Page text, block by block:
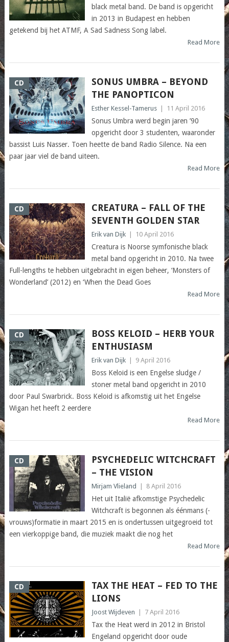
black metal band. De band is opgericht
in 2013 in Budapest en hebben
getekend bij het ATMF, A Sad Sadness Song label.
Read More
CD
SONUS UMBRA – BEYOND
THE PANOPTICON
Esther Kessel-Tamerus 11 April 2016
Sonus Umbra werd begin jaren ’90
opgericht door 3 studenten, waaronder
bassist Luis Nasser. Toen heette de band Radio Silence. Na een
paar jaar viel de band uiteen.
Read More
CD
CREATURA – FALL OF THE
SEVENTH GOLDEN STAR
Erik van Dijk 10 April 2016
Creatura is Noorse symfonische black
metal band opgericht in 2010. Na twee
Full-lengths te hebben uitgebracht in eigen beheer, ‘Monsters of
Wonderland’ (2012) en ‘When the Dead Goes
Read More
CD
BOSS KELOID – HERB YOUR
ENTHUSIASM
Erik van Dijk 9 April 2016
Boss Keloid is een Engelse sludge /
stoner metal band opgericht in 2010
door Paul Swarbrick. Boss Keloid is afkomstig uit het Engelse
Wigan het heeft 2 eerdere
Read More
CD
PSYCHEDELIC WITCHCRAFT
– THE VISION
Mirjam Vlieland 8 April 2016
Het uit Italië afkomstige Psychedelic
Witchcraft is begonnen als éénmans (-
vrouws)formatie in maart 2015 en is ondertussen uitgegroeid tot
een vierkoppige band, die muziek maakt die nog het
Read More
CD
TAX THE HEAT – FED TO THE
LIONS
Joost Wijdeven 7 April 2016
Tax the Heat werd in 2012 in Bristol
Engeland opgericht door oude